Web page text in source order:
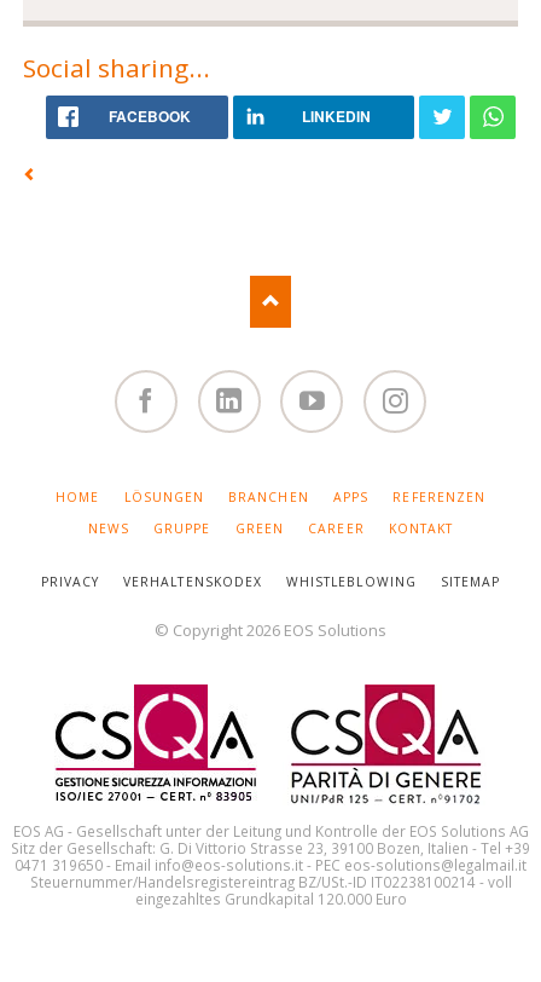
Social sharing...
FACEBOOK LINKEDIN
NAVIGATION
HOME LÖSUNGEN BRANCHEN APPS
REFERENZEN
NEWS
GRUPPE GREEN CAREER KONTAKT
PRIVACY VERHALTENSKODEX WHISTLEBLOWING SITEMAP
© Copyright 2026 EOS Solutions
EOS AG - Gesellschaft unter der Leitung und Kontrolle der EOS Solutions AG
Sitz der Gesellschaft: G. Di Vittorio Strasse 23, 39100 Bozen, Italien - Tel +39
0471 319650 - Email info@eos-solutions.it - PEC eos-solutions@legalmail.it
Steuernummer/Handelsregistereintrag BZ/USt.-ID IT02238100214 - voll
eingezahltes Grundkapital 120.000 Euro